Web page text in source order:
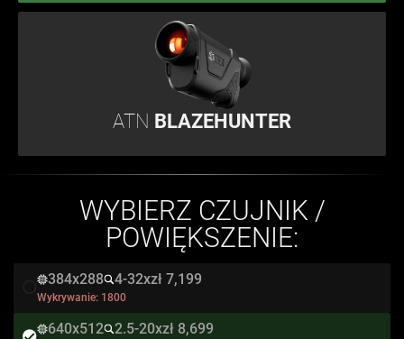
ATN BLAZEHUNTER
WYBIERZ CZUJNIK /
POWIĘKSZENIE:
384x288 4-32xzł 7,199
Wykrywanie: 1800
640x512 2.5-20xzł 8,699